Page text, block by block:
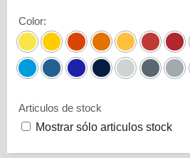
Color:
Articulos de stock
Mostrar sólo articulos stock